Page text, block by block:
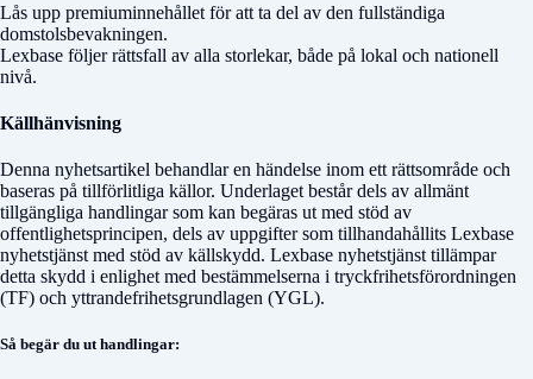
Lås upp premiuminnehållet för att ta del av den fullständiga
domstolsbevakningen.
Lexbase följer rättsfall av alla storlekar, både på lokal och nationell
nivå.
Källhänvisning
Denna nyhetsartikel behandlar en händelse inom ett rättsområde och
baseras på tillförlitliga källor. Underlaget består dels av allmänt
tillgängliga handlingar som kan begäras ut med stöd av
offentlighetsprincipen, dels av uppgifter som tillhandahållits Lexbase
nyhetstjänst med stöd av källskydd. Lexbase nyhetstjänst tillämpar
detta skydd i enlighet med bestämmelserna i tryckfrihetsförordningen
(TF) och yttrandefrihetsgrundlagen (YGL).
Så begär du ut handlingar: